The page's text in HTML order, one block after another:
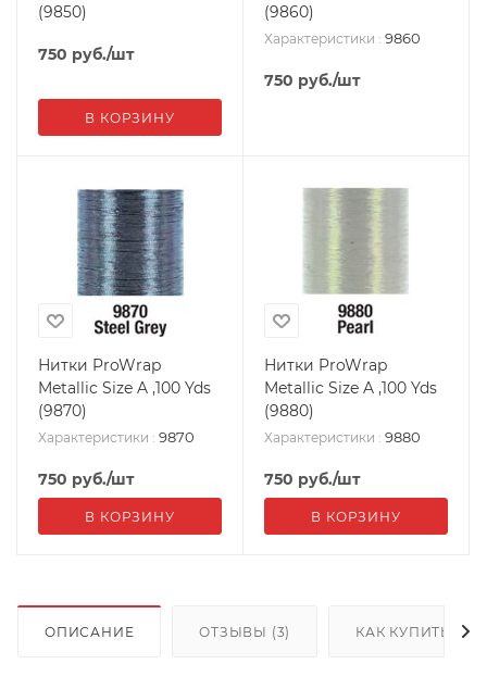
(9850)
750 руб./шт
В КОРЗИНУ
(9860)
Характеристики : 9860
750 руб./шт
Нитки ProWrap
Metallic Size A ,100 Yds
(9870)
Характеристики : 9870
750 руб./шт
В КОРЗИНУ
Нитки ProWrap
Metallic Size A ,100 Yds
(9880)
Характеристики : 9880
750 руб./шт
В КОРЗИНУ
ОПИСАНИЕ ОТЗЫВЫ (3) КАК КУПИТЬ